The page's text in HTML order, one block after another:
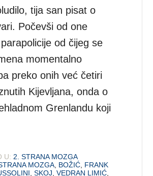
tija san pisat o
Počevši od one
od čijeg se
momentalno
preko onih već četiri
Kijevljana, onda o
Grenlandu koji
U: 2. STRANA MOZGA
MOZGA BOŽIĆ FRANK
,SKOJ ,VEDRAN LIMIĆ